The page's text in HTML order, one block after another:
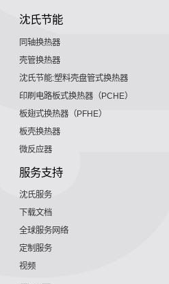
沈氏节能
同轴换热器
壳管换热器
沈氏节能:塑料壳盘管式换热器
印刷电路板式换热器（PCHE）
板翅式换热器（PFHE）
板壳换热器
微反应器
服务支持
沈氏服务
下载文档
全球服务网络
定制服务
视频